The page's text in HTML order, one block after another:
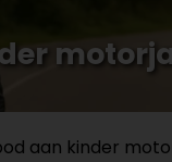
aan kinder